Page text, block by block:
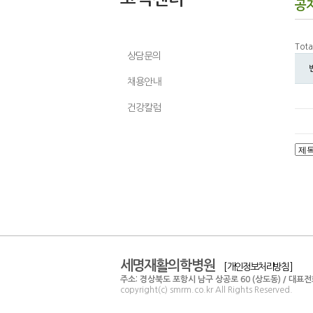
상담문의
채용안내
건강칼럼
공
세명재활의학병원 [ 개인정보처리방침 ]
주소: 경상북도 포항시 남구 상공로 60 (상도동) / 대
copyright(c) smrm.co.kr All Rights Reserved.